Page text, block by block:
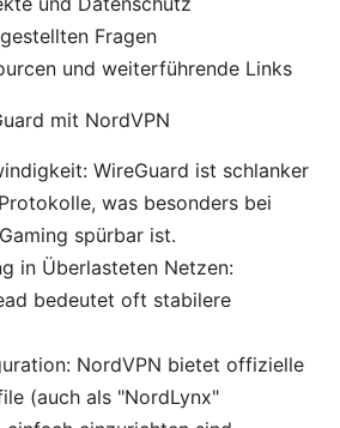
Fragen
und weiterführende Links
mit NordVPN
WireGuard ist schlanker
was besonders bei
spürbar ist.
in Überlasteten Netzen:
bedeutet oft stabilere
NordVPN bietet offizielle
(auch als "NordLynx"